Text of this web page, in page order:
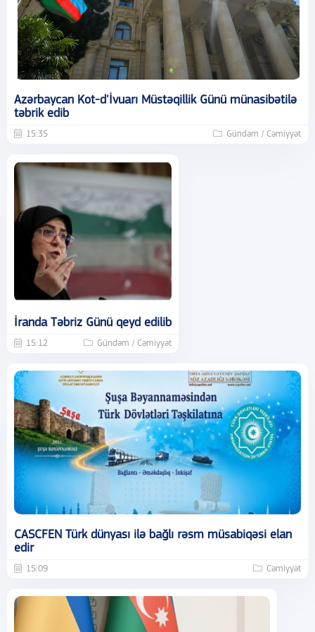
Azərbaycan Kot-d'İvuarı Müstəqillik Günü münasibətilə
təbrik edib
15:35 Gündəm / Cəmiyyət
İranda Təbriz Günü qeyd edilib
15:12 Gündəm / Cəmiyyət
CASCFEN Türk dünyası ilə bağlı rəsm müsabiqəsi elan
edir
15:09 Cəmiyyət